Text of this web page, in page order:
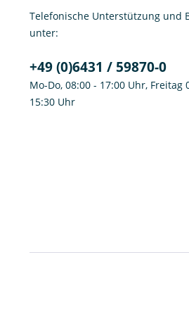
Telefonische Unterstützung und
unter:
+49 (0)6431 / 59870-0
Mo-Do, 08:00 - 17:00 Uhr, Freitag
15:30 Uhr